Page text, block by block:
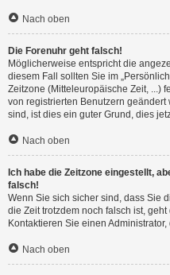
Nach oben
Die Forenuhr geht falsch!
Möglicherweise entspricht die
diesem Fall sollten Sie im
Zeitzone (Mitteleuropäische Zeit, ...)
von registrierten Benutzern
sind, ist dies ein guter Grund, dies
Nach oben
Ich habe die Zeitzone eingestellt,
falsch!
Wenn Sie sich sicher sind, dass Sie
die Zeit trotzdem noch falsch ist,
Kontaktieren Sie einen
Nach oben